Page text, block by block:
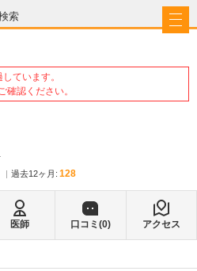
索
ています。
確認ください。
過去12ヶ月: 128
医師 口コミ(0) アクセス